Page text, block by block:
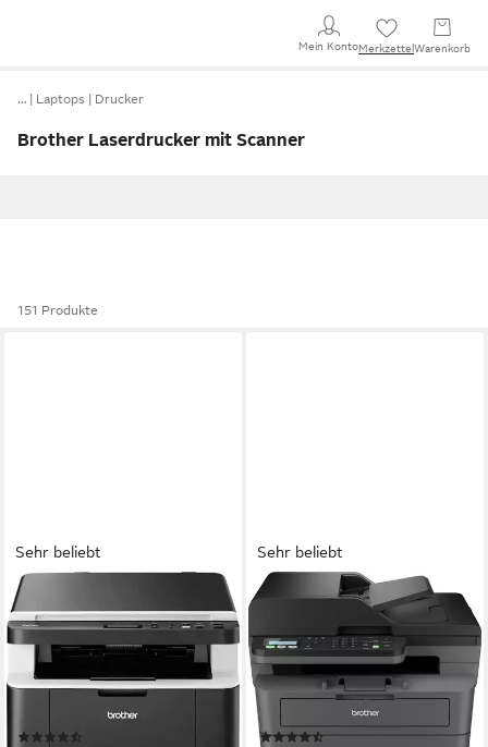
Mein KontoMerkzettel Warenkorb
… Laptops Drucker
Brother Laserdrucker mit Scanner
151 Produkte
Sehr beliebt
BROTHER
DCP-1612W Monolaser (s/w)
Laserdrucker
2400 x 600 dpi Auflösung Farb Druck
1200 x 600 dpi Auflösung Scan
Druckverfahren
Sehr beliebt
BROTHER
Multifunktionsdrucker
1200 x 1200 dpi Auflösung s/w Druck
1200 x 1200 dpi Auflösung Scan
Druckverfahren
(40)